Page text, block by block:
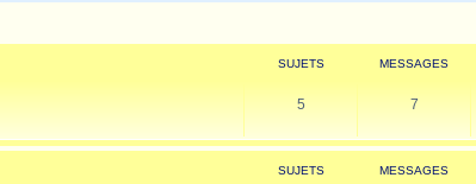
SUJETS MESSAGES
5 7
SUJETS MESSAGES